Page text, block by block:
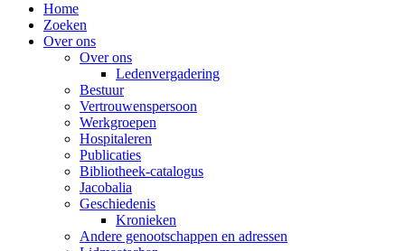
Home
Zoeken
Over ons
Over ons
Ledenvergadering
Bestuur
Vertrouwenspersoon
Werkgroepen
Hospitaleren
Publicaties
Bibliotheek-catalogus
Jacobalia
Geschiedenis
Kronieken
Andere genootschappen en adressen